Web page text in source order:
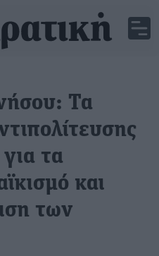
Τα
τα
και
των